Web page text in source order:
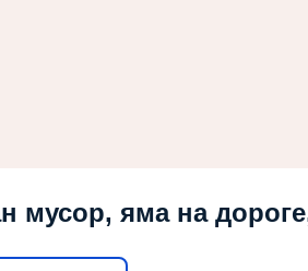
мусор, яма на